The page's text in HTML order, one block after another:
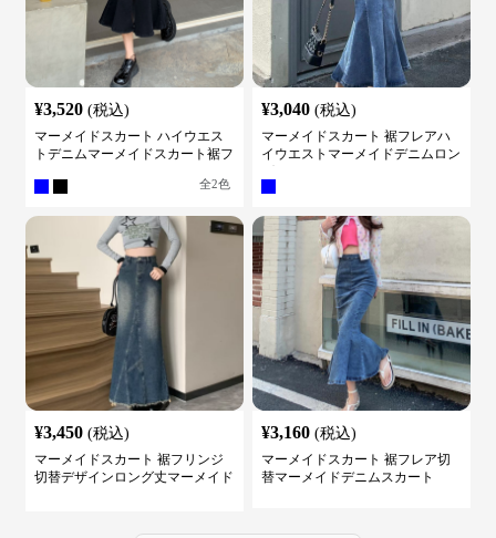
¥3,520 (税込)
マーメイドスカート ハイウエス
トデニムマーメイドスカート裾フ
全2色
¥3,040 (税込)
マーメイドスカート 裾フレアハ
イウエストマーメイドデニムロン
¥3,450 (税込)
マーメイドスカート 裾フリンジ
切替デザインロング丈マーメイド
¥3,160 (税込)
マーメイドスカート 裾フレア切
替マーメイドデニムスカート